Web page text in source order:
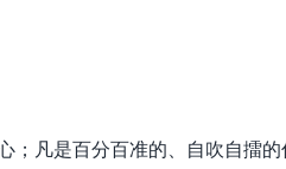
；凡是百分百准的、自吹自擂